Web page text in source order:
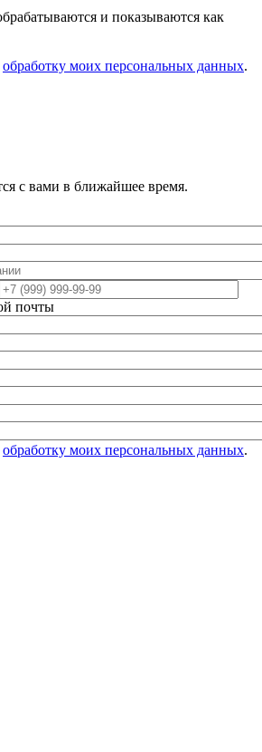
и показываются как
обработку моих персональных данных.
с вами в ближайшее время.
почты
обработку моих персональных данных.